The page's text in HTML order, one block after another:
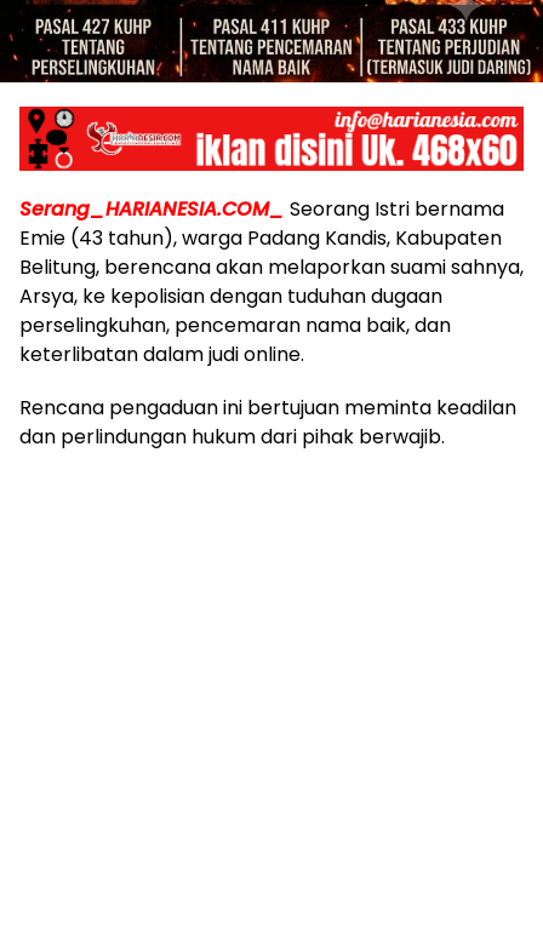
Serang_HARIANESIA.COM_ Seorang Istri bernama
Emie (43 tahun), warga Padang Kandis, Kabupaten
Belitung, berencana akan melaporkan suami sahnya,
Arsya, ke kepolisian dengan tuduhan dugaan
perselingkuhan, pencemaran nama baik, dan
keterlibatan dalam judi online.
Rencana pengaduan ini bertujuan meminta keadilan
dan perlindungan hukum dari pihak berwajib.